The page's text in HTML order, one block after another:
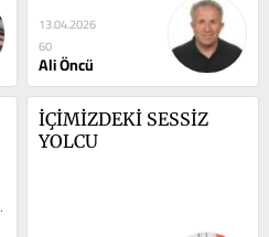
13.04.2026
60
Ali Öncü
İÇİMİZDEKİ SESSİZ
YOLCU